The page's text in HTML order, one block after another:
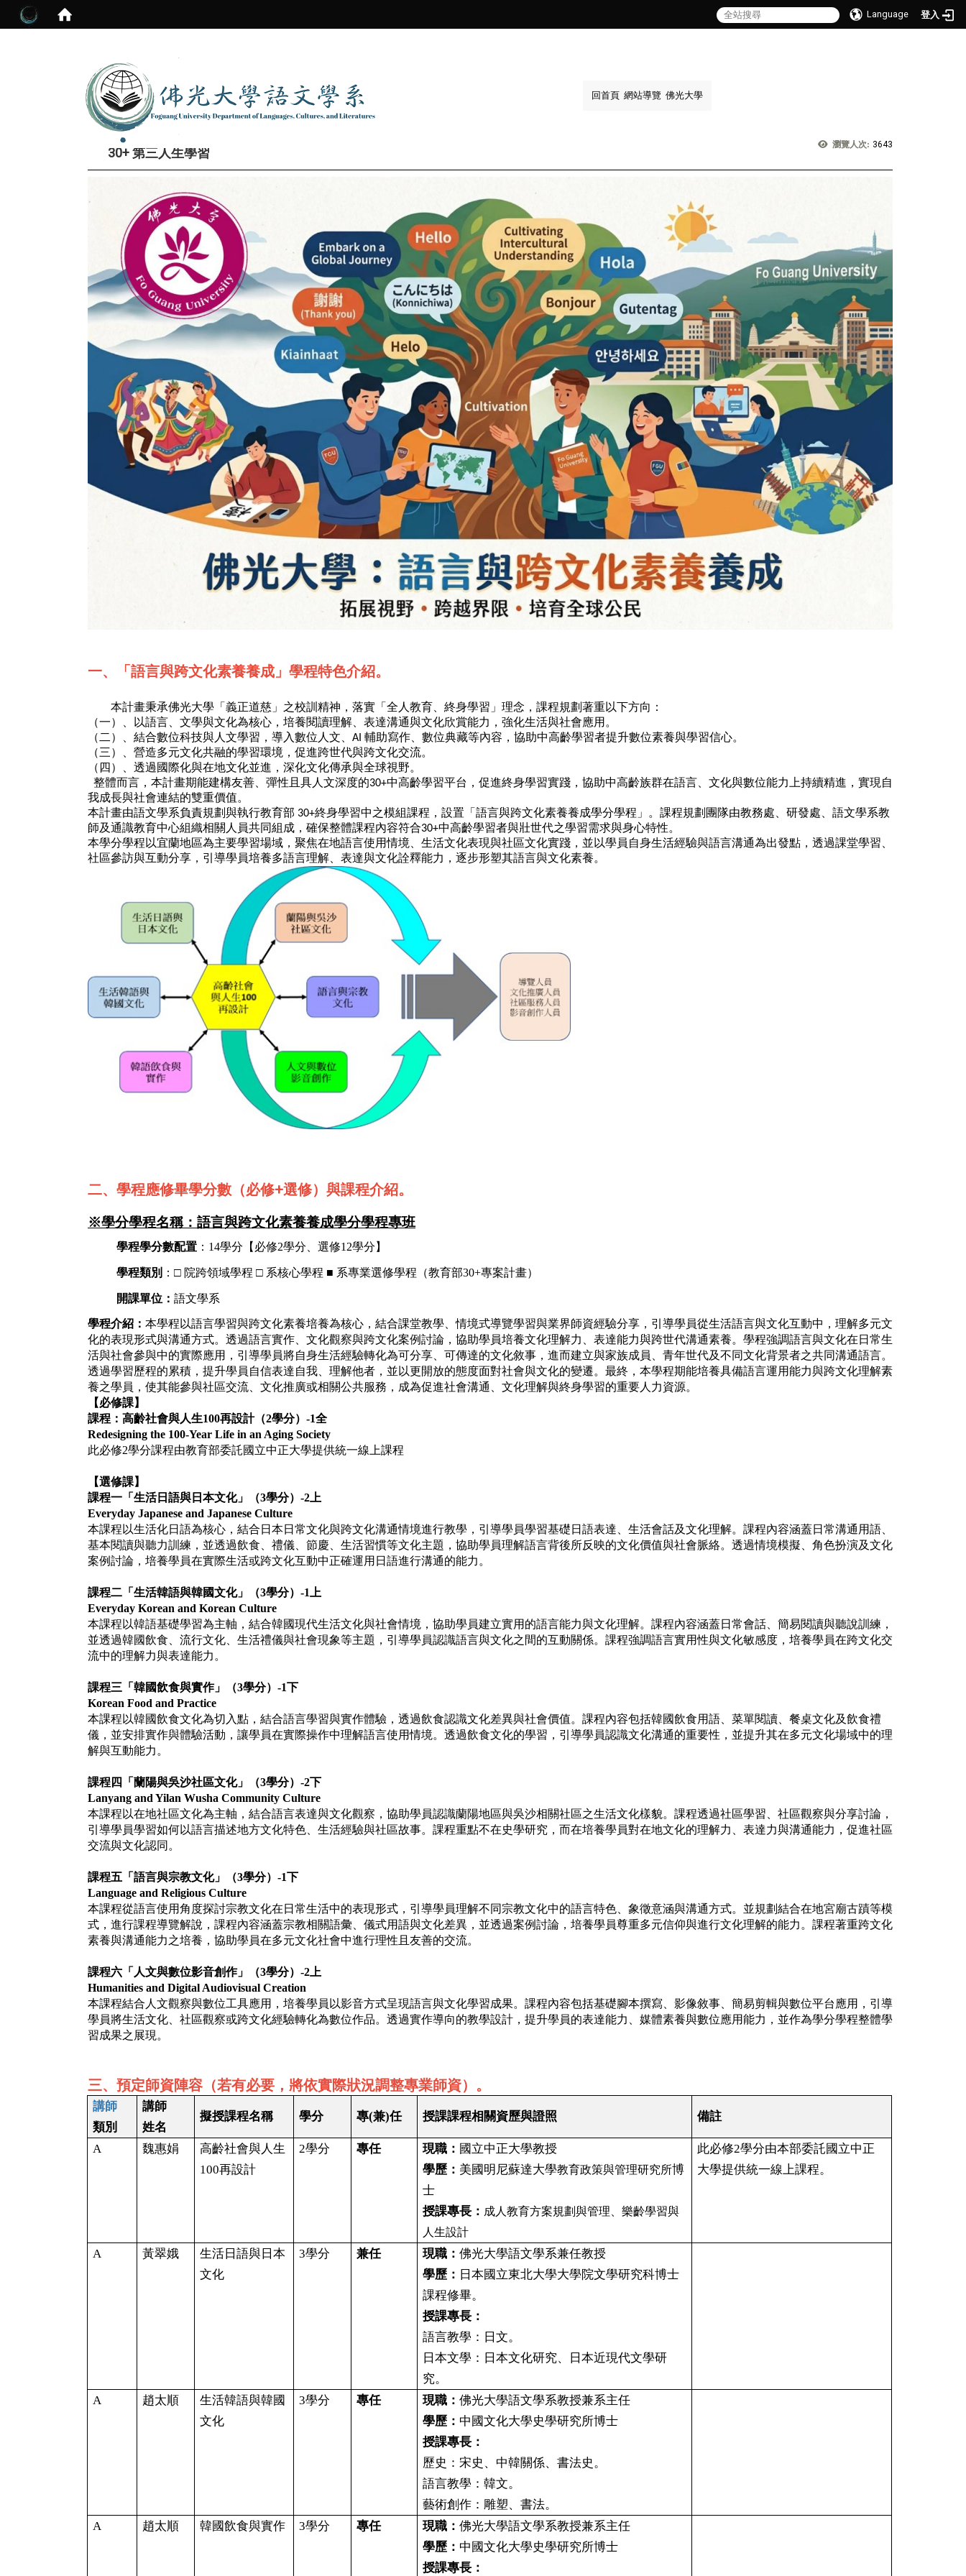
Language 登入
回首頁 網站導覽 佛光大學
瀏覽人次: 3643
30+ 第三人生學習
一、「語言與跨文化素養養成」學程特色介紹。
本計畫秉承佛光大學「義正道慈」之校訓精神，落實「全人教育、終身學習」理念，課程規劃著重以下方向：
（一）、以語言、文學與文化為核心，培養閱讀理解、表達溝通與文化欣賞能力，強化生活與社會應用。
（二）、結合數位科技與人文學習，導入數位人文、 AI 輔助寫作、數位典藏等內容，協助中高齡學習者提升數位素養與學習信心。
（三）、營造多元文化共融的學習環境，促進跨世代與跨文化交流。
（四）、透過國際化與在地文化並進，深化文化傳承與全球視野。
整體而言，本計畫期能建構友善、彈性且具人文深度的30+中高齡學習平台，促進終身學習實踐，協助中高齡族群在語言、文化與數位能力上持續精進，實現自
我成長與社會連結的雙重價值。
本計畫由語文學系負責規劃與執行教育部 30+終身學習中之模組課程，設置「語言與跨文化素養養成學分學程」。課程規劃團隊由教務處、研發處、語文學系教
師及通識教育中心組織相關人員共同組成，確保整體課程內容符合30+中高齡學習者與壯世代之學習需求與身心特性。
本學分學程以宜蘭地區為主要學習場域，聚焦在地語言使用情境、生活文化表現與社區文化實踐，並以學員自身生活經驗與語言溝通為出發點，透過課堂學習、
社區參訪與互動分享，引導學員培養多語言理解、表達與文化詮釋能力，逐步形塑其語言與文化素養。
二、學程應修畢學分數（必修+選修）與課程介紹。
※學分學程名稱：語言與跨文化素養養成學分學程專班
學程學分數配置 ： 14學分【必修2學分、選修12學分】
學程類別 ： □ 院跨領域學程 □ 系核心學程 ■ 系專業選修學程（教育部30+專案計畫）
開課單位： 語文學系
學程介紹： 本學程以語言學習與跨文化素養培養為核心，結合課堂教學、情境式導覽學習與業界師資經驗分享，引導學員從生活語言與文化互動中，理解多元文
化的表現形式與溝通方式。透過語言實作、文化觀察與跨文化案例討論，協助學員培養文化理解力、表達能力與跨世代溝通素養。學程強調語言與文化在日常生
活與社會參與中的實際應用，引導學員將自身生活經驗轉化為可分享、可傳達的文化敘事，進而建立與家族成員、青年世代及不同文化背景者之共同溝通語言。
透過學習歷程的累積，提升學員自信表達自我、理解他者，並以更開放的態度面對社會與文化的變遷。最終，本學程期能培養具備語言運用能力與跨文化理解素
養之學員，使其能參與社區交流、文化推廣或相關公共服務，成為促進社會溝通、文化理解與終身學習的重要人力資源。
【必修課】
課程：高齡社會與人生100再設計（2學分） -1全
Redesigning the 100-Year Life in an Aging Society
此必修2學分課程由教育部委託國立中正大學提供統一線上課程
【選修課】
課程一「生活日語與日本文化」（3學分） -2 上
Everyday Japanese and Japanese Culture
本課程以生活化日語為核心，結合日本日常文化與跨文化溝通情境進行教學，引導學員學習基礎日語表達、生活會話及文化理解。課程內容涵蓋日常溝通用語、
基本閱讀與聽力訓練，並透過飲食、禮儀、節慶、生活習慣等文化主題，協助學員理解語言背後所反映的文化價值與社會脈絡。透過情境模擬、角色扮演及文化
案例討論，培養學員在實際生活或跨文化互動中正確運用日語進行溝通的能力。
課程二「生活韓語與韓國文化」（3學分） -1
上
Everyday Korean and Korean Culture
本課程以韓語基礎學習為主軸，結合韓國現代生活文化與社會情境，協助學員建立實用的語言能力與文化理解。課程內容涵蓋日常會話、簡易閱讀與聽說訓練，
並透過韓國飲食、流行文化、生活禮儀與社會現象等主題，引導學員認識語言與文化之間的互動關係。課程強調語言實用性與文化敏感度，培養學員在跨文化交
流中的理解力與表達能力。
課程三「韓國飲食與實作」（3學分） -1下
Korean Food and Practice
本課程以韓國飲食文化為切入點，結合語言學習與實作體驗，透過飲食認識文化差異與社會價值。課程內容包括韓國飲食用語、菜單閱讀、餐桌文化及飲食禮
儀，並安排實作與體驗活動，讓學員在實際操作中理解語言使用情境。透過飲食文化的學習，引導學員認識文化溝通的重要性，並提升其在多元文化場域中的理
解與互動能力。
課程四「蘭陽與吳沙社區文化」（3學分） -2下
Lanyang and Yilan Wusha Community Culture
本課程以在地社區文化為主軸，結合語言表達與文化觀察，協助學員認識蘭陽地區與吳沙相關社區之生活文化樣貌。課程透過社區學習、社區觀察與分享討論，
引導學員學習如何以語言描述地方文化特色、生活經驗與社區故事。課程重點不在史學研究，而在培養學員對在地文化的理解力、表達力與溝通能力，促進社區
交流與文化認同。
課程五「語言與宗教文化」（3學分） -1下
Language and Religious Culture
本課程從語言使用角度探討宗教文化在日常生活中的表現形式，引導學員理解不同宗教文化中的語言特色、象徵意涵與溝通方式。並規劃結合在地宮廟古蹟等模
式，進行課程導覽解說，課程內容涵蓋宗教相關語彙、儀式用語與文化差異，並透過案例討論，培養學員尊重多元信仰與進行文化理解的能力。課程著重跨文化
素養與溝通能力之培養，協助學員在多元文化社會中進行理性且友善的交流。
課程六「人文與數位影音創作」（3學分） -2 上
Humanities and Digital Audiovisual Creation
本課程結合人文觀察與數位工具應用，培養學員以影音方式呈現語言與文化學習成果。課程內容包括基礎腳本撰寫、影像敘事、簡易剪輯與數位平台應用，引導
學員將生活文化、社區觀察或跨文化經驗轉化為數位作品。透過實作導向的教學設計，提升學員的表達能力、媒體素養與數位應用能力，並作為學分學程整體學
習成果之展現。
三、預定師資陣容（若有必要，將依實際狀況調整專業師資）。
講師
類別
講師
姓名
擬授課程名稱 學分 專(兼)任 授課課程相關資歷與證照 備註
A 魏惠娟
高齡社會與人生
100再設計
2學分 專任 現職： 國立中正大學教授
學歷： 美國明尼蘇達大學教育政策與管理研究所博
士
授課專長： 成人教育方案規劃與管理、樂齡學習與
人生設計
此必修2學分由本部委託國立中正
大學提供統一線上課程。
A 黃翠娥
生活日語與日本
文化
3學分 兼任 現職： 佛光大學語文學系兼任教授
學歷： 日本國立東北大學大學院文學研究科博士
課程修畢。
授課專長：
語言教學：日文。
日本文學：日本文化研究、日本近現代文學研
究。
A
趙太順
生活韓語與韓國
文化
3學分 專任 現職： 佛光大學語文學系教授兼系主任
學歷： 中國文化大學史學研究所博士
授課專長：
歷史：宋史、中韓關係、書法史。
語言教學：韓文。
藝術創作：雕塑、書法。
A
趙太順 韓國飲食與實作 3學分 專任 現職： 佛光大學語文學系教授兼系主任
學歷： 中國文化大學史學研究所博士
授課專長：